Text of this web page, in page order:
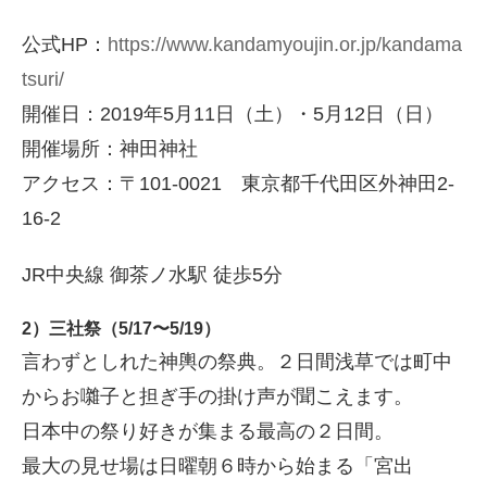
公式HP： https://www.kandamyoujin.or.jp/kandama
tsuri/
開催日：2019年5月11日（土）・5月12日（日）
開催場所：神田神社
アクセス：〒101-0021 東京都千代田区外神田2-
16-2
JR中央線 御茶ノ水駅 徒歩5分
2）三社祭（5/17〜5/19）
言わずとしれた神輿の祭典。２日間浅草では町中
からお囃子と担ぎ手の掛け声が聞こえます。
日本中の祭り好きが集まる最高の２日間。
最大の見せ場は日曜朝６時から始まる「宮出